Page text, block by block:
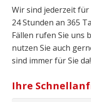
Wir sind jederzeit
24 Stunden an 365
Fällen rufen Sie uns
nutzen Sie auch
sind immer für Sie da!
Ihre